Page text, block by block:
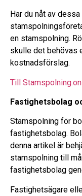
Har du nåt av
en stamspolning.
skulle det behövas
kostnadsförslag.
Till
Fastighetsbolag
Stamspolning för
fastighetsbolag.
denna artikel är
stamspolning till
fastighetsbolag
Fastighetsägare